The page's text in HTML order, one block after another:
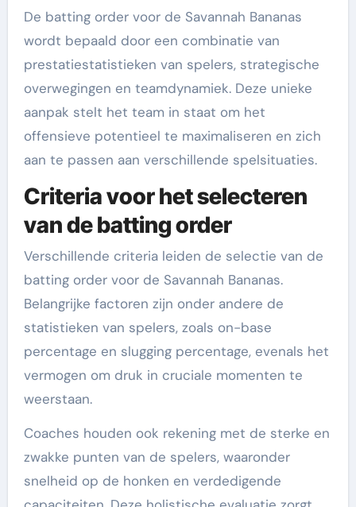
De batting order voor de Savannah Bananas
wordt bepaald door een combinatie van
prestatiestatistieken van spelers, strategische
overwegingen en teamdynamiek. Deze unieke
aanpak stelt het team in staat om het
offensieve potentieel te maximaliseren en zich
aan te passen aan verschillende spelsituaties.
Criteria voor het selecteren
van de batting order
Verschillende criteria leiden de selectie van de
batting order voor de Savannah Bananas.
Belangrijke factoren zijn onder andere de
statistieken van spelers, zoals on-base
percentage en slugging percentage, evenals het
vermogen om druk in cruciale momenten te
weerstaan.
Coaches houden ook rekening met de sterke en
zwakke punten van de spelers, waaronder
snelheid op de honken en verdedigende